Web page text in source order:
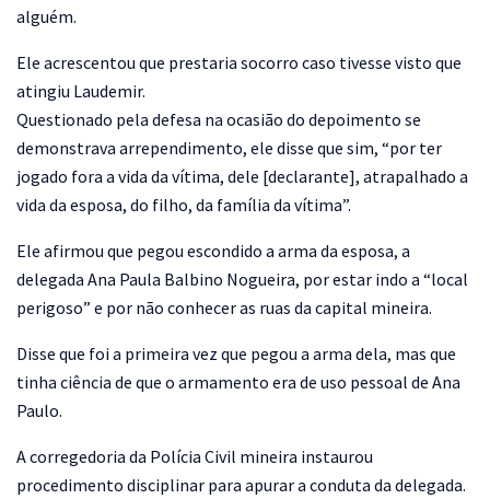
alguém.
Ele acrescentou que prestaria socorro caso tivesse visto que
atingiu Laudemir.
Questionado pela defesa na ocasião do depoimento se
demonstrava arrependimento, ele disse que sim, “por ter
jogado fora a vida da vítima, dele [declarante], atrapalhado a
vida da esposa, do filho, da família da vítima”.
Ele afirmou que pegou escondido a arma da esposa, a
delegada Ana Paula Balbino Nogueira, por estar indo a “local
perigoso” e por não conhecer as ruas da capital mineira.
Disse que foi a primeira vez que pegou a arma dela, mas que
tinha ciência de que o armamento era de uso pessoal de Ana
Paulo.
A corregedoria da Polícia Civil mineira instaurou
procedimento disciplinar para apurar a conduta da delegada.